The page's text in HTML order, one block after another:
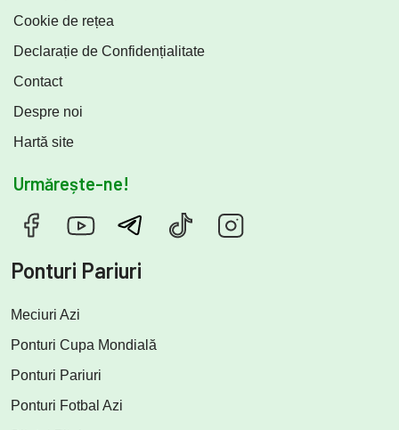
Cookie de rețea
Declarație de Confidențialitate
Contact
Despre noi
Hartă site
Urmărește-ne!
Ponturi Pariuri
Meciuri Azi
Ponturi Cupa Mondială
Ponturi Pariuri
Ponturi Fotbal Azi